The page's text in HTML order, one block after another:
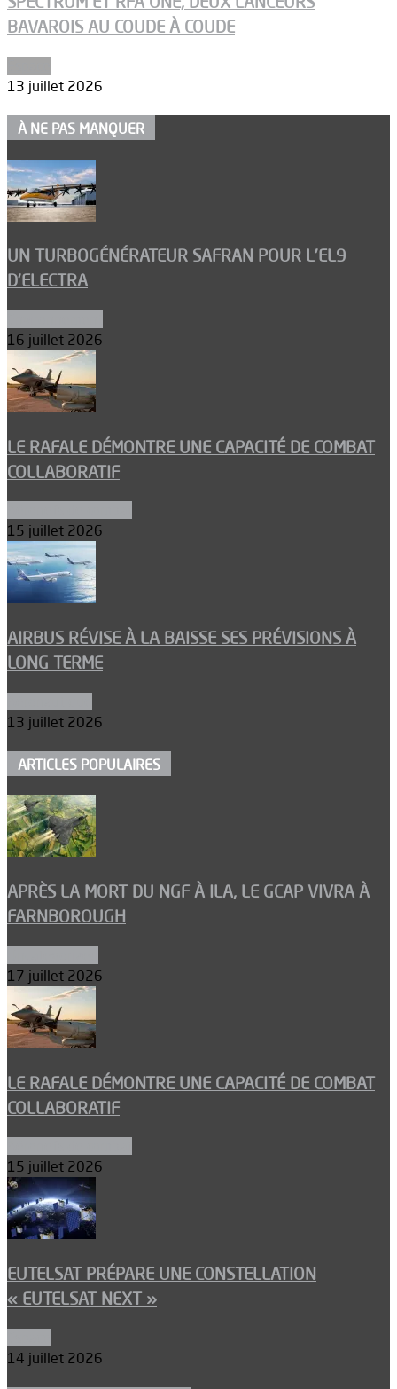
BAVAROIS AU COUDE À COUDE
13 juillet 2026
À NE PAS MANQUER
UN TURBOGÉNÉRATEUR SAFRAN POUR L’EL9
D’ELECTRA
16 juillet 2026
LE RAFALE DÉMONTRE UNE CAPACITÉ DE COMBAT
COLLABORATIF
15 juillet 2026
AIRBUS RÉVISE À LA BAISSE SES PRÉVISIONS À
LONG TERME
13 juillet 2026
ARTICLES POPULAIRES
APRÈS LA MORT DU NGF À ILA, LE GCAP VIVRA À
FARNBOROUGH
17 juillet 2026
LE RAFALE DÉMONTRE UNE CAPACITÉ DE COMBAT
COLLABORATIF
15 juillet 2026
EUTELSAT PRÉPARE UNE CONSTELLATION
« EUTELSAT NEXT »
14 juillet 2026